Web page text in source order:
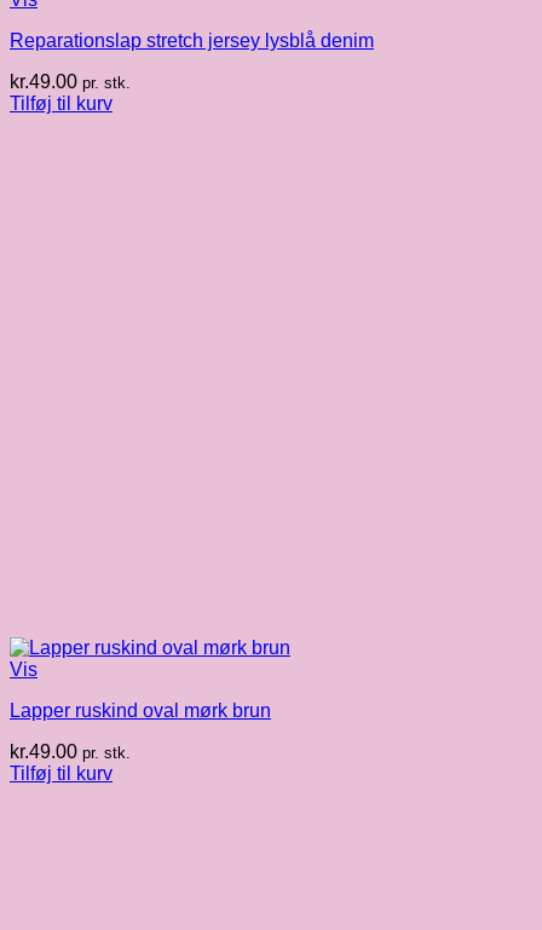
Reparationslap stretch jersey lysblå denim
kr.49.00 pr. stk.
Tilføj til kurv
Vis
Lapper ruskind oval mørk brun
kr.49.00 pr. stk.
Tilføj til kurv